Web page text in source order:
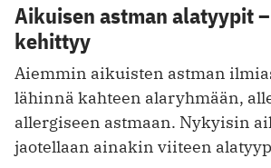
Aikuisen astman alatyypit
kehittyy
Aiemmin aikuisten astman
lähinnä kahteen alaryhmään,
allergiseen astmaan. Nykyisin
jaotellaan ainakin viiteen